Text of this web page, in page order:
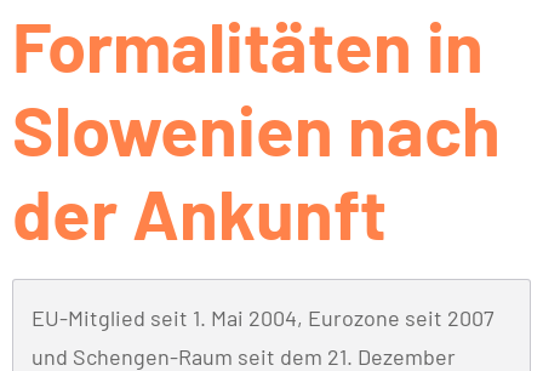
Formalitäten in
Slowenien nach
der Ankunft
EU-Mitglied seit 1. Mai 2004, Eurozone seit 2007
und Schengen-Raum seit dem 21. Dezember